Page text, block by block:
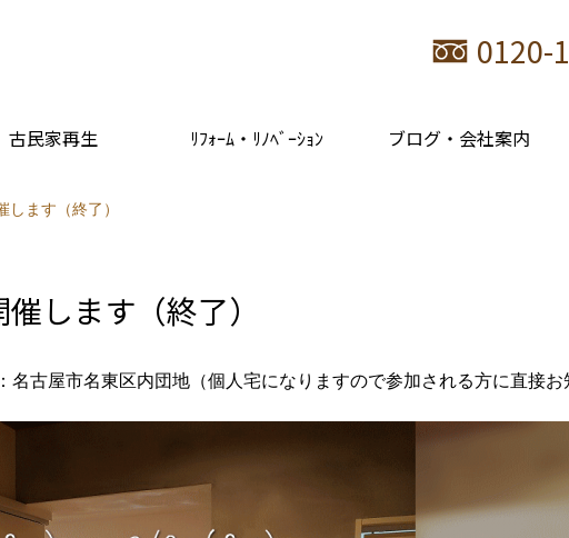
0120-
古民家再生 ﾘﾌｫｰﾑ・ﾘﾉﾍﾞｰｼｮﾝ ブログ・会社案内
ます（終了）
します（終了）
名古屋市名東区内団地（個人宅になりますので参加される方に直接お